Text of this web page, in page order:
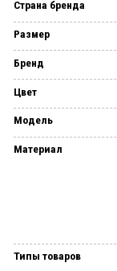
Страна бренда
Размер
Бренд
Цвет
Модель
Материал
Типы товаров